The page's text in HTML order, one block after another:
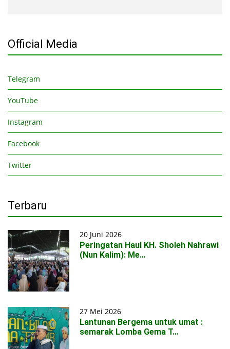
Official Media
Telegram
YouTube
Instagram
Facebook
Twitter
Terbaru
20 Juni 2026
Peringatan Haul KH. Sholeh Nahrawi
(Nun Kalim): Me…
27 Mei 2026
Lantunan Bergema untuk umat :
semarak Lomba Gema T…